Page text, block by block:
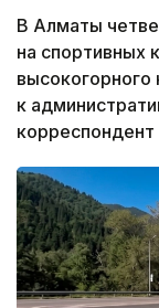
В Алматы
на спортивных
к
корреспондент